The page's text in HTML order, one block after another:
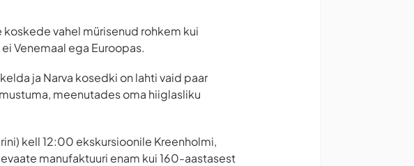
vahel mürisenud rohkem kui
Venemaal ega Euroopas.
ja Narva kosedki on lahti vaid paar
meenutades oma hiiglasliku
kell 12:00 ekskursioonile Kreenholmi,
manufaktuuri enam kui 160-aastasest